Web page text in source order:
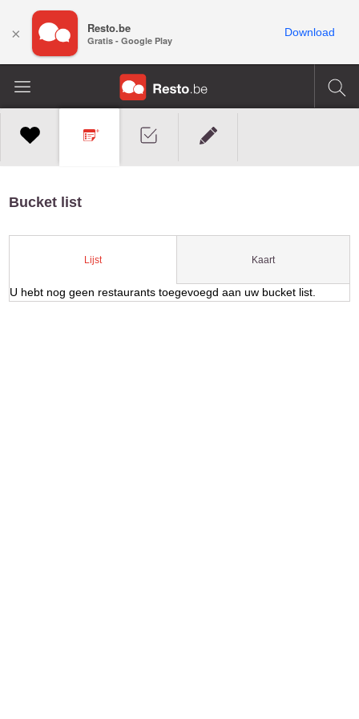
Bucket list
Lijst Kaart
U hebt nog geen restaurants toegevoegd aan uw bucket list.
× Resto.be
Gratis - Google Play
Download